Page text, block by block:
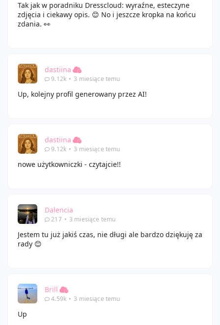
Tak jak w poradniku Dresscloud: wyraźne, esteczyne
zdjęcia i ciekawy opis. 😊 No i jeszcze kropka na końcu
zdania. 👀
dastiina
9.12k • 3 miesiące temu
Up, kolejny profil generowany przez AI!
dastiina
9.12k • 3 miesiące temu
nowe użytkowniczki - czytajcie!!
Dalencia
217 • 3 miesiące temu
Jestem tu już jakiś czas, nie długi ale bardzo dziękuję za
rady 😊
Brill
4.59k • 3 miesiące temu
Up